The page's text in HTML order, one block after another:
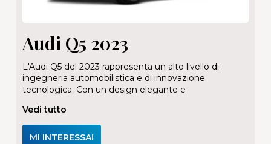
Audi Q5 2023
L'Audi Q5 del 2023 rappresenta un alto livello di
ingegneria automobilistica e di innovazione
tecnologica. Con un design elegante e
Vedi tutto
MI INTERESSA!